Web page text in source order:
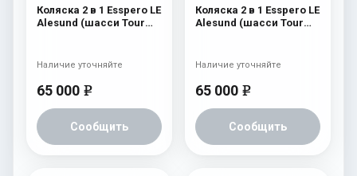
Коляска 2 в 1 Esspero LE
Alesund (шасси Tour
65 000 e
Сообщить
Наличие уточняйте
Коляска 2 в 1 Esspero LE
Alesund (шасси Tour
65 000 e
Сообщить
Наличие уточняйте